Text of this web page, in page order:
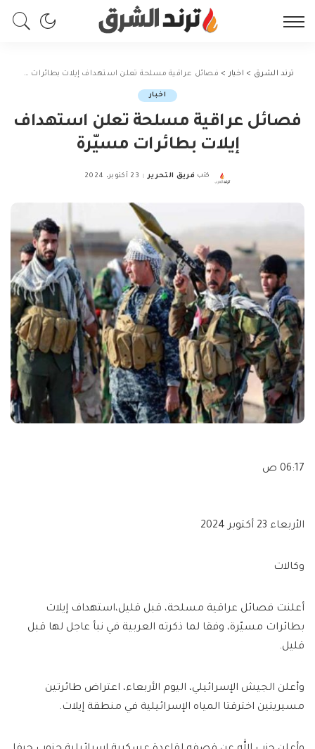
ترند الشرق > اخبار > فصائل عراقية مسلحة تعلن استهداف إيلات بطائرات مسيّرة
اخبار
فصائل عراقية مسلحة تعلن استهداف
إيلات بطائرات مسيّرة
Posted
كتب فريق التحرير 23 أكتوبر، 2024
06:17 ص
الأربعاء 23 أكتوبر 2024
وكالات
أعلنت فصائل عراقية مسلحة، قبل قليل،استهداف إيلات
بطائرات مسيّرة، وفقا لما ذكرته العربية في نبأ عاجل لها قبل
قليل.
وأعلن الجيش الإسرائيلي، اليوم الأربعاء، اعتراض طائرتين
مسيريتين اخترقتا المياه الإسرائيلية في منطقة إيلات.